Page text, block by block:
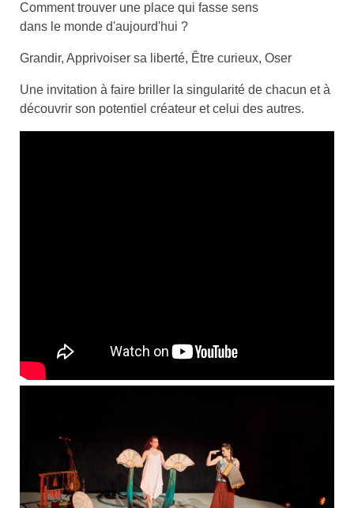
Comment trouver une place qui fasse sens
dans le monde d'aujourd'hui ?
Grandir, Apprivoiser sa liberté, Être curieux, Oser
Une invitation à faire briller la singularité de chacun et à
découvrir son potentiel créateur et celui des autres.